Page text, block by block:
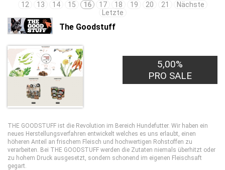
12
13 14 15 16 17 18 19 20 21
Nächste
Letzte
The Goodstuff
5,00%
PRO SALE
THE GOODSTUFF ist die Revolution im Bereich Hundefutter. Wir haben ein
neues Herstellungsverfahren entwickelt welches es uns erlaubt, einen
höheren Anteil an frischem Fleisch und hochwertigen Rohstoffen zu
verarbeiten. Bei THE GOODSTUFF werden die Zutaten niemals überhitzt oder
zu hohem Druck ausgesetzt, sondern schonend im eigenen Fleischsaft
gegart.